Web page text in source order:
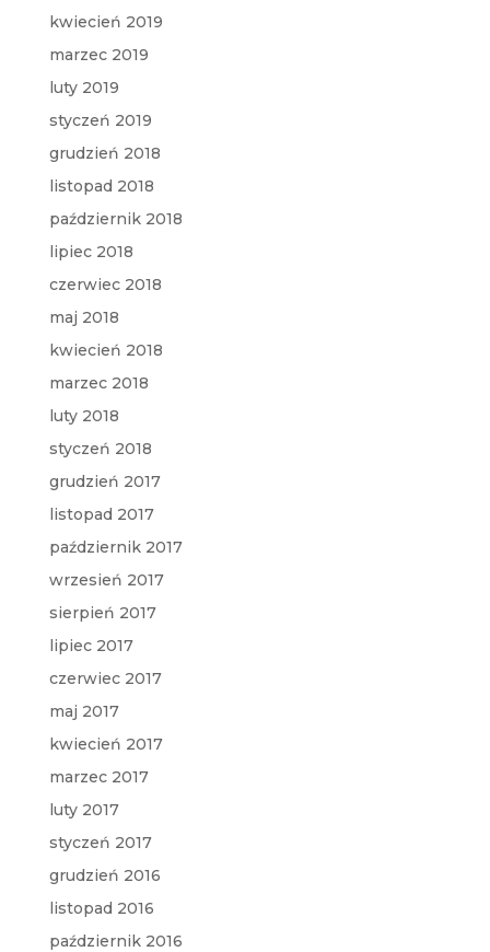
kwiecień 2019
marzec 2019
luty 2019
styczeń 2019
grudzień 2018
listopad 2018
październik 2018
lipiec 2018
czerwiec 2018
maj 2018
kwiecień 2018
marzec 2018
luty 2018
styczeń 2018
grudzień 2017
listopad 2017
październik 2017
wrzesień 2017
sierpień 2017
lipiec 2017
czerwiec 2017
maj 2017
kwiecień 2017
marzec 2017
luty 2017
styczeń 2017
grudzień 2016
listopad 2016
październik 2016